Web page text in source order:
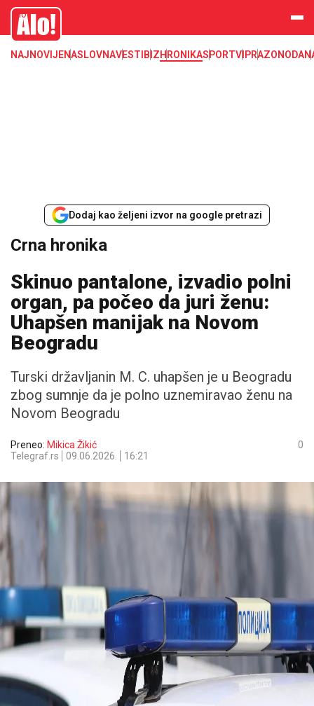
Crna hronika, smrt, ubistvo, likvidacija, krađa, pljačka, hapšenje, policija,
poginuli, zaplena, carina
Alo
NAJNOVIJENASLOVNAVESTI BIZHRONIKASPORTVIPRAZONODA
Dodaj kao željeni izvor na google pretrazi
Crna hronika
Skinuo pantalone, izvadio polni
organ, pa počeo da juri ženu:
Uhapšen manijak na Novom
Beogradu
Turski državljanin M. C. uhapšen je u Beogradu
zbog sumnje da je polno uznemiravao ženu na
Novom Beogradu
Preneo: Mikica Žikić
Telegraf.rs
09.06.2026. 16:21
0